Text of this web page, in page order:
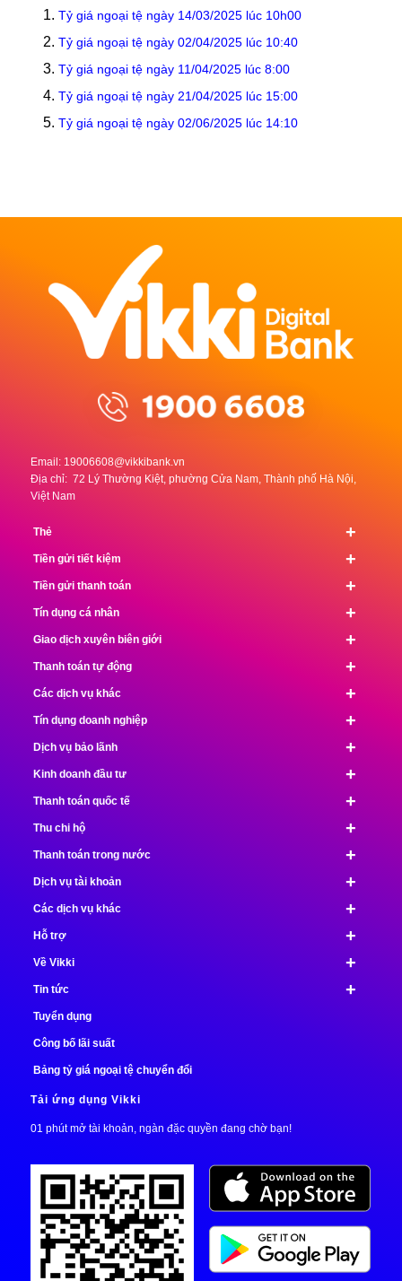
Tỷ giá ngoại tệ ngày 14/03/2025 lúc 10h00
Tỷ giá ngoại tệ ngày 02/04/2025 lúc 10:40
Tỷ giá ngoại tệ ngày 11/04/2025 lúc 8:00
Tỷ giá ngoại tệ ngày 21/04/2025 lúc 15:00
Tỷ giá ngoại tệ ngày 02/06/2025 lúc 14:10
Email: 19006608@vikkibank.vn
Địa chỉ: 72 Lý Thường Kiệt, phường Cửa Nam, Thành phố Hà Nội,
Việt Nam
+
Thẻ
+
Tiền gửi tiết kiệm
+
Tiền gửi thanh toán
+
Tín dụng cá nhân
+
Giao dịch xuyên biên giới
+
Thanh toán tự động
+
Các dịch vụ khác
+
Tín dụng doanh nghiệp
+
Dịch vụ bảo lãnh
+
Kinh doanh đầu tư
+
Thanh toán quốc tế
+
Thu chi hộ
+
Thanh toán trong nước
+
Dịch vụ tài khoản
+
Các dịch vụ khác
+
Hỗ trợ
+
Về Vikki
+
Tin tức
Tuyển dụng
Công bố lãi suất
Bảng tỷ giá ngoại tệ chuyển đổi
Tải ứng dụng Vikki
01 phút mở tài khoản, ngàn đặc quyền đang chờ bạn!